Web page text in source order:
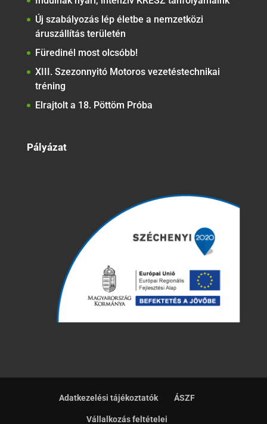
Új szabályozás lép életbe a nemzetközi
áruszállítás területén
Füredinél most olcsóbb!
XIII. Szezonnyitó Motoros vezetéstechnikai
tréning
Elrajtolt a 18. Pöttöm Próba
Pályázat
Adatkezelési tájékoztatók ÁSZF
Vállalkozás feltételei